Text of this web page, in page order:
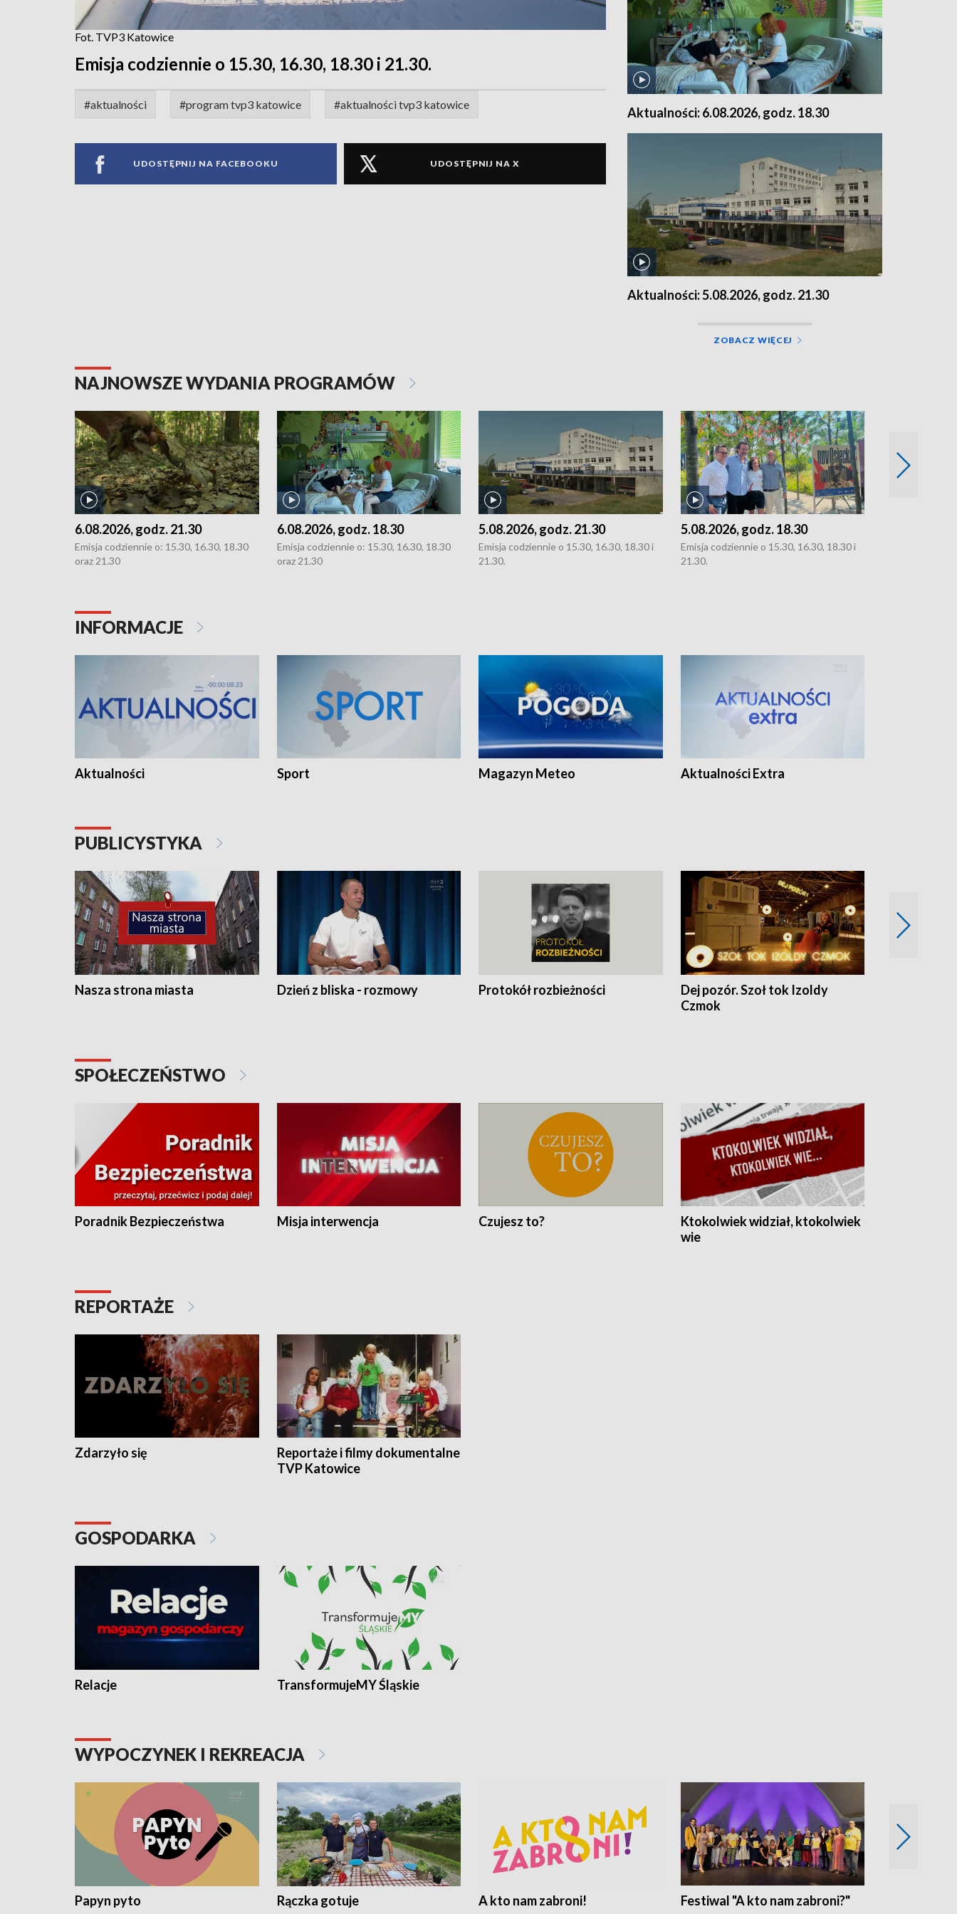
Fot. TVP3 Katowice
Emisja codziennie o 15.30, 16.30, 18.30 i 21.30.
#aktualności #program tvp3 katowice #aktualności tvp3 katowice
UDOSTĘPNIJ NA FACEBOOKU UDOSTĘPNIJ NA X
Aktualności: 6.08.2026, godz. 18.30
Aktualności: 5.08.2026, godz. 21.30
ZOBACZ WIĘCEJ
NAJNOWSZE WYDANIA PROGRAMÓW
6.08.2026, godz. 21.30
Emisja codziennie o: 15.30, 16.30, 18.30
oraz 21.30
6.08.2026, godz. 18.30
Emisja codziennie o: 15.30, 16.30, 18.30
oraz 21.30
5.08.2026, godz. 21.30
Emisja codziennie o 15.30, 16.30, 18.30 i
21.30.
5.08.2026, godz. 18.30
Emisja codziennie o 15.30, 16.30, 18.30 i
21.30.
INFORMACJE
Aktualności Sport Magazyn Meteo Aktualności Extra
PUBLICYSTYKA
Nasza strona miasta Dzień z bliska - rozmowy Protokół rozbieżności
Dej pozór. Szoł tok Izoldy
Czmok
SPOŁECZEŃSTWO
Poradnik Bezpieczeństwa Misja interwencja Czujesz to?
Ktokolwiek widział, ktokolwiek
wie
REPORTAŻE
Zdarzyło się
Reportaże i filmy dokumentalne
TVP Katowice
GOSPODARKA
Relacje TransformujeMY Śląskie
WYPOCZYNEK I REKREACJA
Papyn pyto Rączka gotuje A kto nam zabroni! Festiwal "A kto nam zabroni?"